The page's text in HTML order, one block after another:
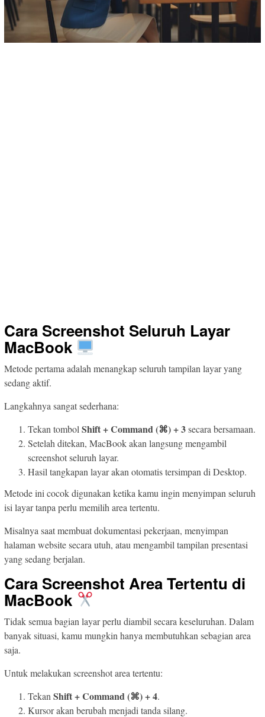
Cara Screenshot Seluruh Layar
MacBook
Metode pertama adalah menangkap seluruh tampilan layar yang
sedang aktif.
Langkahnya sangat sederhana:
Tekan tombol Shift + Command (⌘) + 3secara bersamaan.
Setelah ditekan, MacBook akan langsung mengambil
screenshot seluruh layar.
Hasil tangkapan layar akan otomatis tersimpan di Desktop.
Metode ini cocok digunakan ketika kamu ingin menyimpan seluruh
isi layar tanpa perlu memilih area tertentu.
Misalnya saat membuat dokumentasi pekerjaan, menyimpan
halaman website secara utuh, atau mengambil tampilan presentasi
yang sedang berjalan.
Cara Screenshot Area Tertentu di
MacBook
Tidak semua bagian layar perlu diambil secara keseluruhan. Dalam
banyak situasi, kamu mungkin hanya membutuhkan sebagian area
saja.
Untuk melakukan screenshot area tertentu:
Tekan Shift + Command (⌘) + 4.
Kursor akan berubah menjadi tanda silang.